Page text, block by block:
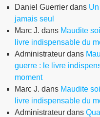
Daniel Guerrier dans
jamais seul
Marc J. dans Maudite
livre indispensable du
Administrateur dans
guerre : le livre
moment
Marc J. dans Maudite
livre indispensable du
Administrateur dans